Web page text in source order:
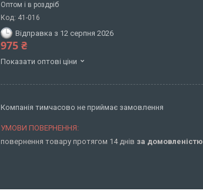
Оптом і в роздріб
Код: 41-016
Відправка з 12 серпня 2026
975 ₴
Показати оптові ціни
Компанія тимчасово не приймає замовлення
повернення товару протягом 14 днів за домовленістю